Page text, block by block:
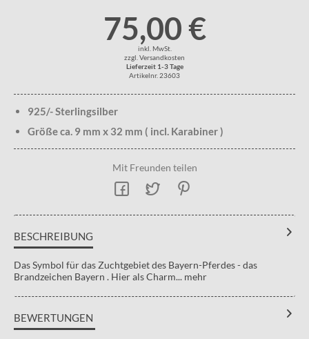
75,00 €
inkl. MwSt.
zzgl. Versandkosten
Lieferzeit 1-3 Tage
Artikelnr. 23603
925/- Sterlingsilber
Größe ca. 9 mm x 32 mm ( incl. Karabiner )
Mit Freunden teilen
BESCHREIBUNG
Das Symbol für das Zuchtgebiet des Bayern-Pferdes - das
Brandzeichen Bayern . Hier als Charm... mehr
BEWERTUNGEN